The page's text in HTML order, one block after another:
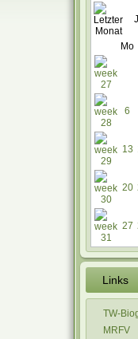
Mo
6
13
20
27
Links
TW-
MRFV